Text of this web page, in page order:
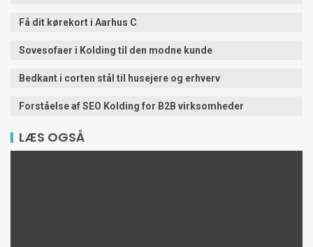
Få dit kørekort i Aarhus C
Sovesofaer i Kolding til den modne kunde
Bedkant i corten stål til husejere og erhverv
Forståelse af SEO Kolding for B2B virksomheder
LÆS OGSÅ